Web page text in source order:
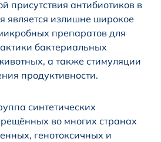
присутствия антибиотиков в
является излишне широкое
препаратов для
бактериальных
а также стимуляции
продуктивности.
синтетических
во многих странах
генотоксичных и